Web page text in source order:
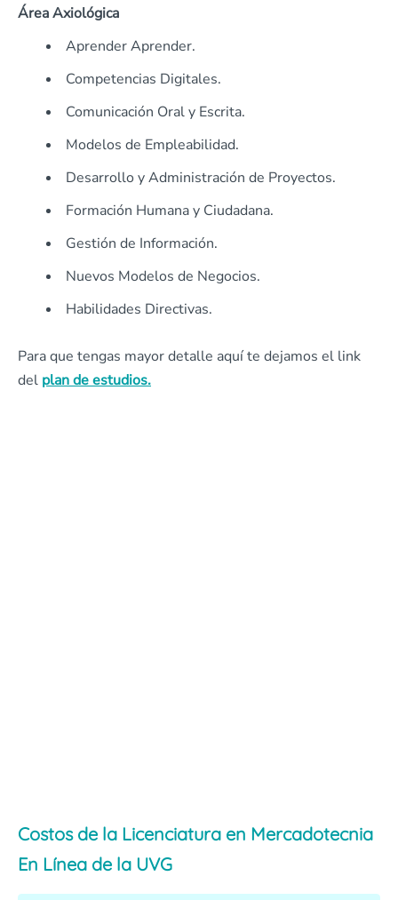
Área Axiológica
Aprender Aprender.
Competencias Digitales.
Comunicación Oral y Escrita.
Modelos de Empleabilidad.
Desarrollo y Administración de Proyectos.
Formación Humana y Ciudadana.
Gestión de Información.
Nuevos Modelos de Negocios.
Habilidades Directivas.
Para que tengas mayor detalle aquí te dejamos el link
del plan de estudios.
Costos de la Licenciatura en Mercadotecnia
En Línea de la UVG